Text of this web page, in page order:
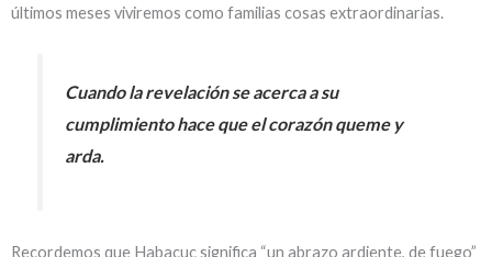
últimos meses viviremos como familias cosas extraordinarias.
Cuando la revelación se acerca a su
cumplimiento hace que el corazón queme y
arda.
Recordemos que Habacuc significa “un abrazo ardiente, de fuego”